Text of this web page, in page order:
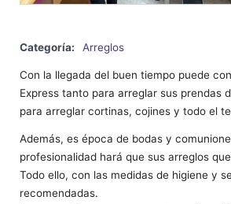
Categoría: Arreglos
Con la llegada del buen tiempo puede
Express tanto para arreglar sus prendas
para arreglar cortinas, cojines y todo el
Además, es época de bodas y
profesionalidad hará que sus arreglos
Todo ello, con las medidas de higiene y
recomendadas.